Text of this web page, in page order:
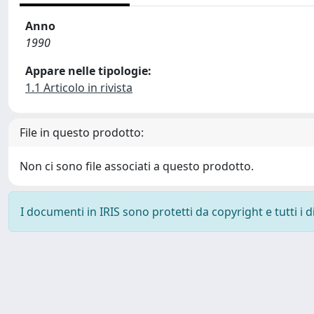
Anno
1990
Appare nelle tipologie:
1.1 Articolo in rivista
File in questo prodotto:
Non ci sono file associati a questo prodotto.
I documenti in IRIS sono protetti da copyright e tutti i